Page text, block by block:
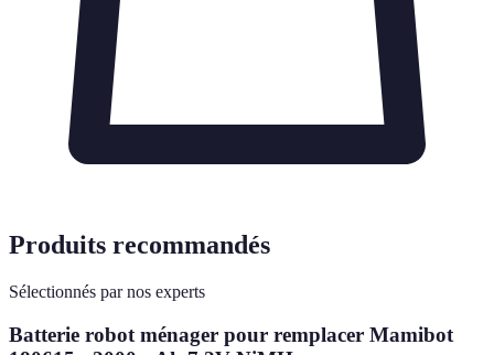
Produits recommandés
Sélectionnés par nos experts
Batterie robot ménager pour remplacer Mamibot